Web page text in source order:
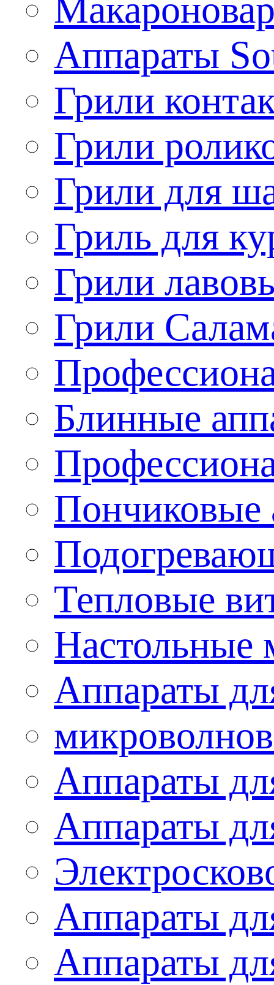
Аппараты
Грили
Грили
Грили для
Гриль для
Грили
Грили
Блинные
Пончиковые
Тепловые
Настольные
Аппараты
Аппараты
Аппараты
Аппараты
Аппараты